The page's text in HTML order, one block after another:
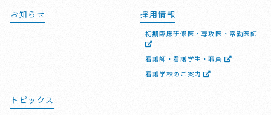
お知らせ 採用情報
初期臨床研修医・専攻医・常勤医師
看護師・看護学生・職員
看護学校のご案内
トピックス